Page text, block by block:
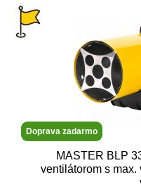
Doprava zadarmo
MASTER BLP
ventilátorom s max.